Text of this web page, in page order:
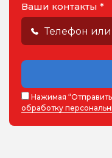
Ваши контакты *
Нажимая
обработку